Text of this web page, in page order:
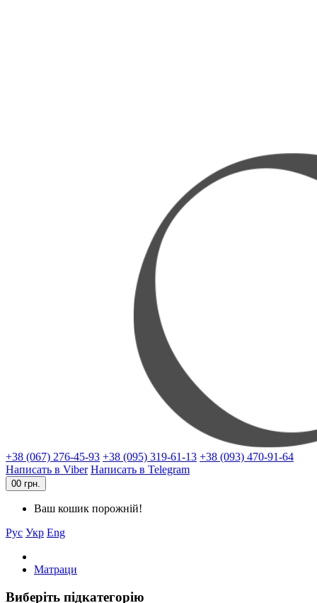
+38 (067) 276-45-93 +38 (095) 319-61-13 +38 (093) 470-91-64
Написать в Viber Написать в Telegram
00 грн.
Ваш кошик порожній!
Рус Укр Eng
Матраци
Виберіть підкатегорію